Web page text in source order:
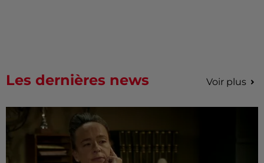
Les dernières news Voir plus